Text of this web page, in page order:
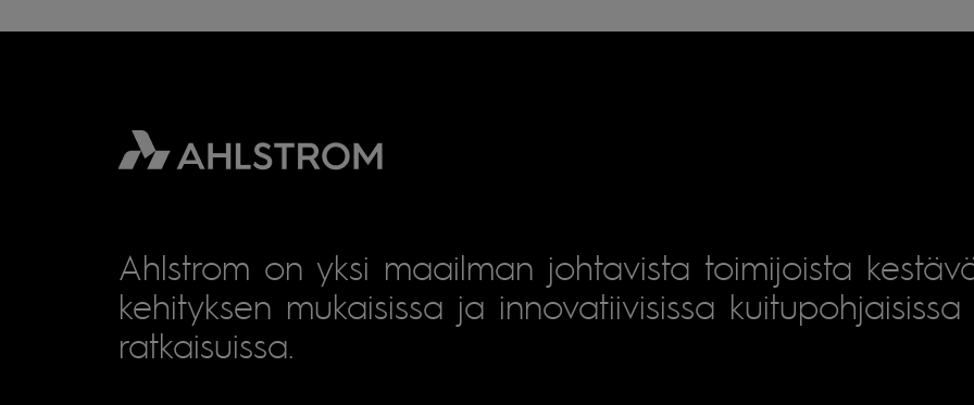
Ahlstrom on yksi maailman johtavista toimijoista
kehityksen mukaisissa ja innovatiivisissa kuitupohjaisissa
ratkaisuissa.